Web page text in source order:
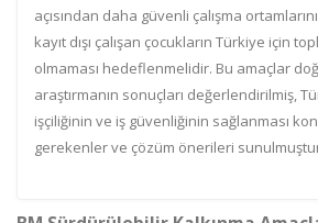
açısından daha güvenli çalışma
kayıt dışı çalışan çocukların Türkiye için
olmaması hedeflenmelidir. Bu amaçlar
araştırmanın sonuçları değerlendirilmiş,
işçiliğinin ve iş güvenliğinin sağlanması
gerekenler ve çözüm önerileri